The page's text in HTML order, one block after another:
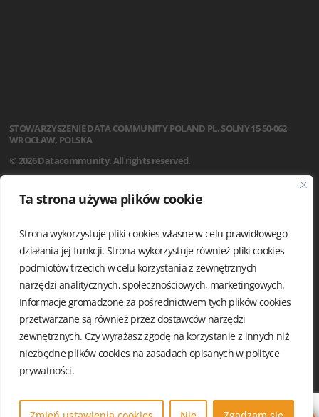
Ta strona używa plików cookie
Strona wykorzystuje pliki cookies własne w celu prawidłowego
działania jej funkcji. Strona wykorzystuje również pliki cookies
podmiotów trzecich w celu korzystania z zewnętrznych
narzędzi analitycznych, społecznościowych, marketingowych.
Informacje gromadzone za pośrednictwem tych plików cookies
przetwarzane są również przez dostawców narzędzi
zewnętrznych. Czy wyrażasz zgodę na korzystanie z innych niż
niezbędne plików cookies na zasadach opisanych w polityce
prywatności.
STOWARZYSZENIEDATA COMMUNITY POLAND PL. SOLNY 1550-062
WROCŁAW, POLSKA
© 2026 Datacommunity. All rights reserved.
AKTUALNOŚCI
STATUT
REGULAMIN
ZARZĄD I KOMISJA REWIZYJNA
GRUPY LOKALNE
KALENDARIUM
KONTAKT
POLITYKA PRYWATNOŚCI